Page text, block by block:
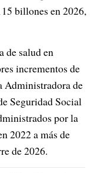
billones en 2026,
de salud en
incrementos de
Administradora de
Seguridad Social
por la
2022 a más de
de 2026.